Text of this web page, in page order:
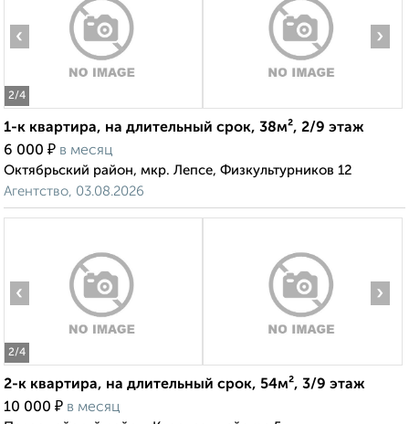
2/4
‹ ›
1-к квартира, на длительный срок, 38м², 2/9 этаж
6 000 ₽ в месяц
Октябрьский район, мкр. Лепсе, Физкультурников 12
Агентство, 03.08.2026
2/4
‹ ›
2-к квартира, на длительный срок, 54м², 3/9 этаж
10 000 ₽ в месяц